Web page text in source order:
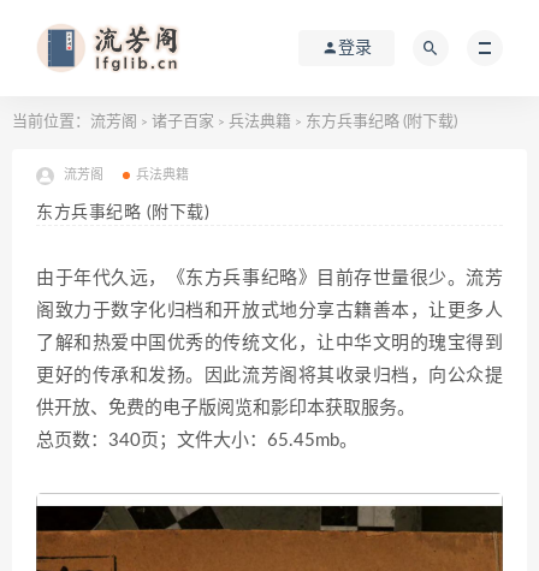
登录
当前位置： 流芳阁 > 诸子百家 > 兵法典籍 > 东方兵事纪略 (附下载)
流芳阁 兵法典籍
东方兵事纪略 (附下载)
由于年代久远，《东方兵事纪略》目前存世量很少。流芳
阁致力于数字化归档和开放式地分享古籍善本，让更多人
了解和热爱中国优秀的传统文化，让中华文明的瑰宝得到
更好的传承和发扬。因此流芳阁将其收录归档，向公众提
供开放、免费的电子版阅览和影印本获取服务。
总页数：340页；文件大小：65.45mb。